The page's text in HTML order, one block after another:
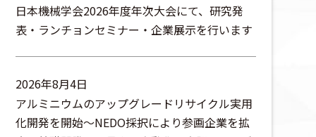
日本機械学会2026年度年次大会にて、研究発
表・ランチョンセミナー・企業展示を行います
2026年8月4日
アルミニウムのアップグレードリサイクル実用
化開発を開始～NEDO採択により参画企業を拡